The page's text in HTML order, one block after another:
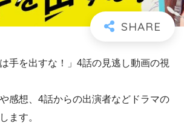
手を出すな！」4話の見逃し動画の視
感想、4話からの出演者などドラマの
ます。